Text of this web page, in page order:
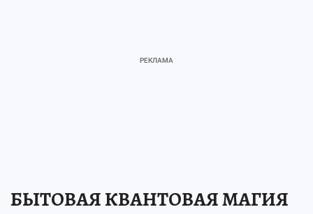
БЫТОВАЯ КВАНТОВАЯ МАГИЯ